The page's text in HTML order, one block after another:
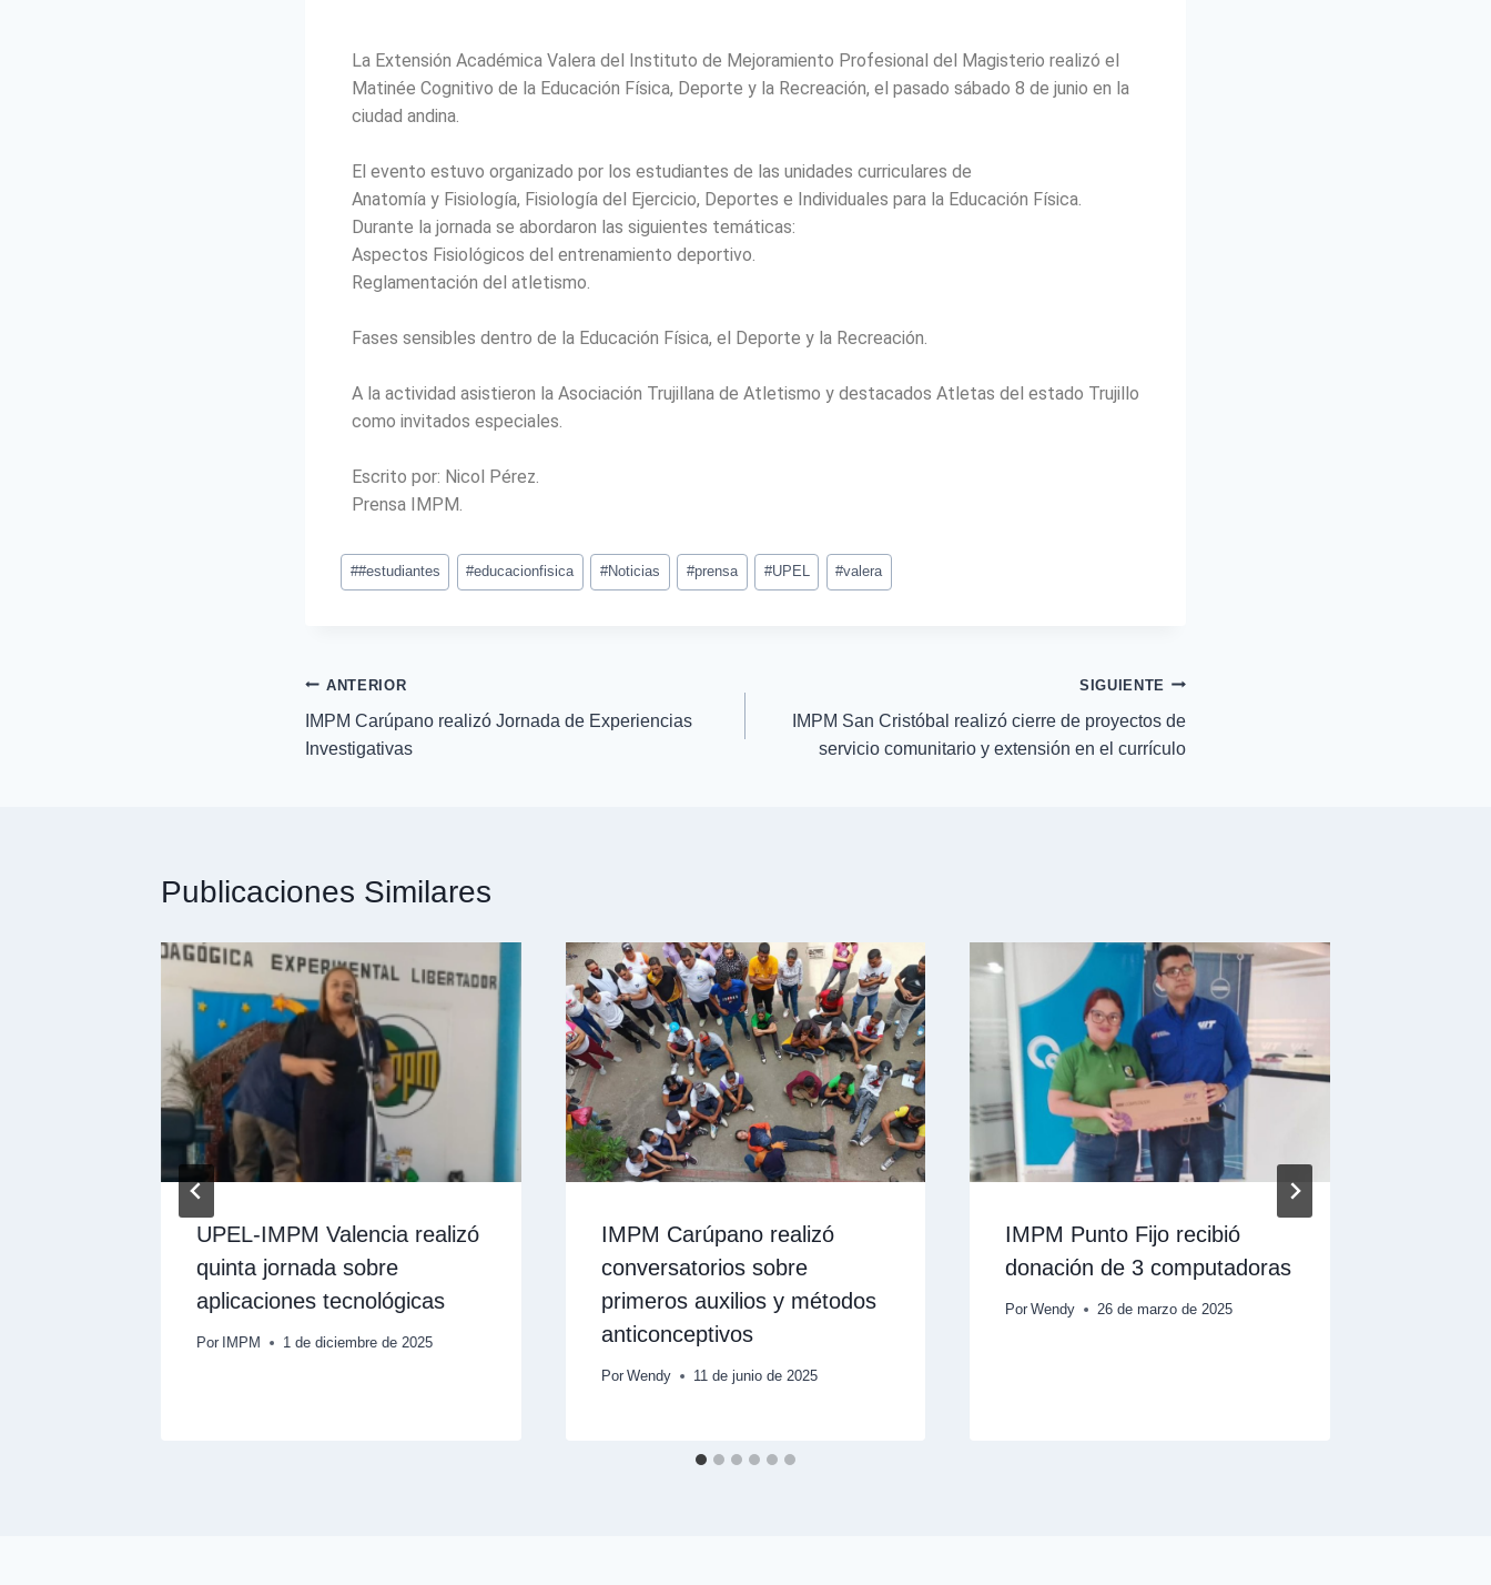
La Extensión Académica Valera del Instituto de Mejoramiento Profesional del Magisterio realizó el
Matinée Cognitivo de la Educación Física, Deporte y la Recreación, el pasado sábado 8 de junio en la
ciudad andina.
El evento estuvo organizado por los estudiantes de las unidades curriculares de
Anatomía y Fisiología, Fisiología del Ejercicio, Deportes e Individuales para la Educación Física.
Durante la jornada se abordaron las siguientes temáticas:
Aspectos Fisiológicos del entrenamiento deportivo.
Reglamentación del atletismo.
Fases sensibles dentro de la Educación Física, el Deporte y la Recreación.
A la actividad asistieron la Asociación Trujillana de Atletismo y destacados Atletas del estado Trujillo
como invitados especiales.
Escrito por: Nicol Pérez.
Prensa IMPM.
##estudiantes #educacionfisica #Noticias #prensa #UPEL #valera
ANTERIOR
IMPM Carúpano realizó Jornada de Experiencias
Investigativas
SIGUIENTE
IMPM San Cristóbal realizó cierre de proyectos de
servicio comunitario y extensión en el currículo
Publicaciones Similares
UPEL-IMPM Valencia realizó
quinta jornada sobre
aplicaciones tecnológicas
Por IMPM 1 de diciembre de 2025
IMPM Carúpano realizó
conversatorios sobre
primeros auxilios y métodos
anticonceptivos
Por Wendy 11 de junio de 2025
IMPM Punto Fijo recibió
donación de 3 computadoras
Por Wendy 26 de marzo de 2025